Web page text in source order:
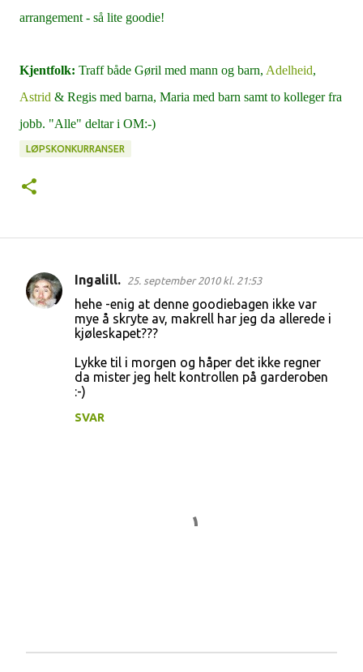
arrangement - så lite goodie!
Kjentfolk: Traff både Gøril med mann og barn, Adelheid,
Astrid & Regis med barna, Maria med barn samt to kolleger fra
jobb. "Alle" deltar i OM:-)
LØPSKONKURRANSER
K
Ingalill. 25. september 2010 kl. 21:53
hehe -enig at denne goodiebagen ikke var
mye å skryte av, makrell har jeg da allerede i
kjøleskapet???
Lykke til i morgen og håper det ikke regner
da mister jeg helt kontrollen på garderoben
:-)
SVAR